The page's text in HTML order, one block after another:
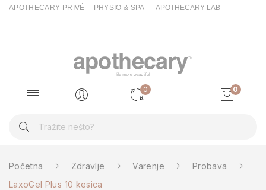
APOTHECARY PRIVÉ PHYSIO & SPA APOTHECARY LAB
0 0
Početna Zdravlje Varenje
Probava
LaxoGel Plus 10 kesica